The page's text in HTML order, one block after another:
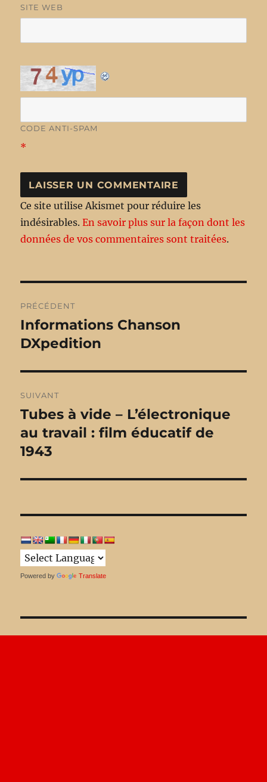
SITE WEB
CODE ANTI-SPAM
*
Ce site utilise Akismet pour réduire les
indésirables.En savoir plus sur la façon dont les
données de vos commentaires sont traitées.
de
l’article
PRÉCÉDENT
Publication
précédente :
Informations Chanson
DXpedition
SUIVANT
Publication
suivante :
Tubes à vide – L’électronique
au travail : film éducatif de
1943
Powered by Translate